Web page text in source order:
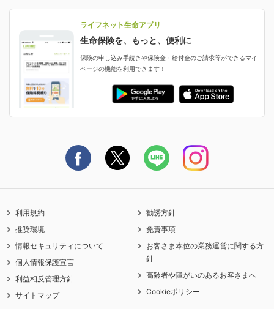
評判・口コミ
ご契約者さまに聞きました！
申し込みガイド
ご契約の流れと必要書類
保険料の支払い方法
認知症・MCIに備える
ご契約者さま向け各種お手続き・サービス
保険金・給付金のご請求
生命保険料控除に関するご案内
採用情報
生命保険マニフェスト
ライフネット生命のCMページ
ライフネット生命公式note
資料請求
ライフネット生命アプリ
生命保険を、もっと、便利に
保険の申し込み手続きや保険金・給付金のご請求等ができるマイ
ページの機能を利用できます！
利用規約
推奨環境
情報セキュリティについて
個人情報保護宣言
利益相反管理方針
サイトマップ
勧誘方針
免責事項
お客さま本位の業務運営に関する方
針
高齢者や障がいのあるお客さまへ
Cookieポリシー